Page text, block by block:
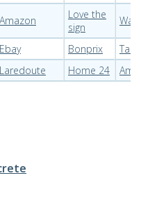
Amazon
Love the
sign
Way
Ebay Bonprix
Laredoute Home 24